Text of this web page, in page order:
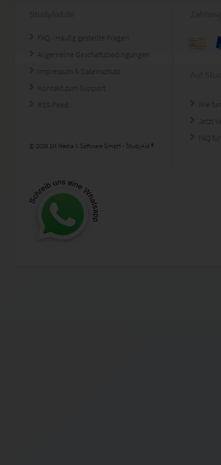
FAQ - Häufig gestellte Fragen
Allgemeine Geschäftsbedingungen
Impressum & Datenschutz
Kontakt zum Support
RSS-Feed
© 2026 1M Media & Software GmbH - StudyAid ®
Wie
Jetzt
FAQ